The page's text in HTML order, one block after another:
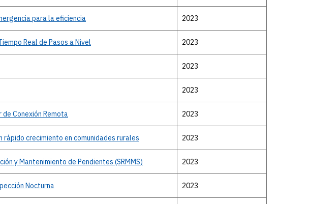
para la eficiencia 2023
Real de Pasos a Nivel 2023
2023
2023
Conexión Remota 2023
rápido crecimiento en comunidades rurales 2023
y Mantenimiento de Pendientes (SRMMS) 2023
Nocturna 2023